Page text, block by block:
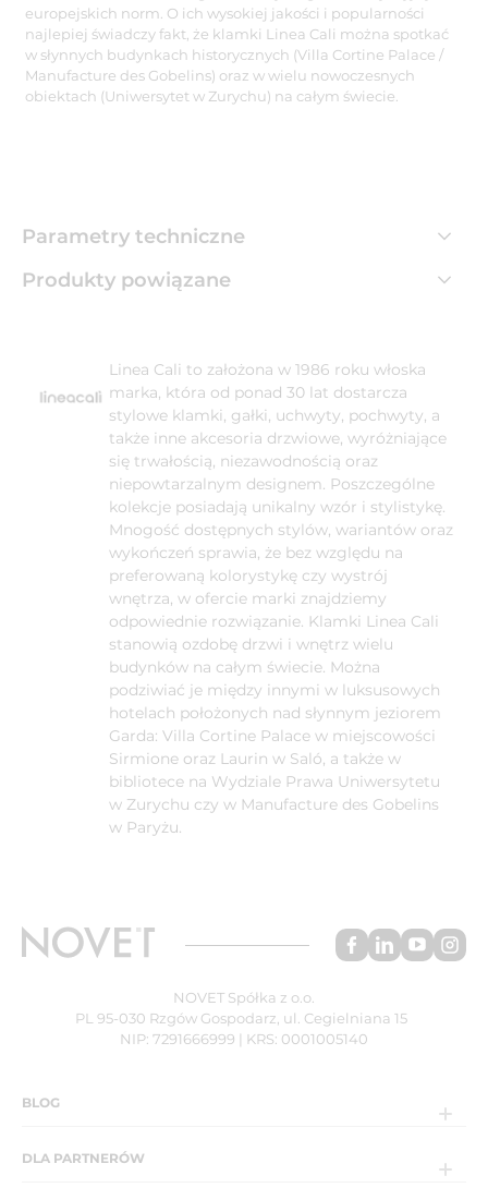
europejskich norm. O ich wysokiej jakości i popularności
najlepiej świadczy fakt, że klamki Linea Cali można spotkać
w słynnych budynkach historycznych (Villa Cortine Palace /
Manufacture des Gobelins) oraz w wielu nowoczesnych
obiektach (Uniwersytet w Zurychu) na całym świecie.
Parametry techniczne
Produkty powiązane
Linea Cali to założona w 1986 roku włoska
marka, która od ponad 30 lat dostarcza
stylowe klamki, gałki, uchwyty, pochwyty, a
także inne akcesoria drzwiowe, wyróżniające
się trwałością, niezawodnością oraz
niepowtarzalnym designem. Poszczególne
kolekcje posiadają unikalny wzór i stylistykę.
Mnogość dostępnych stylów, wariantów oraz
wykończeń sprawia, że bez względu na
preferowaną kolorystykę czy wystrój
wnętrza, w ofercie marki znajdziemy
odpowiednie rozwiązanie. Klamki Linea Cali
stanowią ozdobę drzwi i wnętrz wielu
budynków na całym świecie. Można
podziwiać je między innymi w luksusowych
hotelach położonych nad słynnym jeziorem
Garda: Villa Cortine Palace w miejscowości
Sirmione oraz Laurin w Saló, a także w
bibliotece na Wydziale Prawa Uniwersytetu
w Zurychu czy w Manufacture des Gobelins
w Paryżu.
NOVET Spółka z o.o.
PL 95-030 Rzgów Gospodarz, ul. Cegielniana 15
NIP: 7291666999 | KRS: 0001005140
BLOG
DLA PARTNERÓW